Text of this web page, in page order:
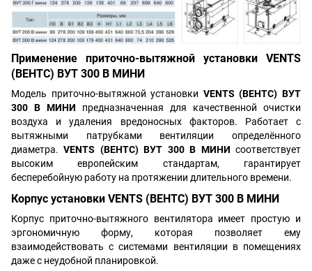
Применение приточно-вытяжной установки VENTS
(ВЕНТС) ВУТ 300 В МИНИ
Модель приточно-вытяжной установки VENTS (ВЕНТС) ВУТ
300 В МИНИ предназначенная для качественной очистки
воздуха и удаления вредоносных факторов. Работает с
вытяжными патрубками вентиляции определённого
диаметра.VENTS (ВЕНТС) ВУТ 300 В МИНИ соответствует
высоким европейским стандартам, гарантирует
бесперебойную работу на протяжении длительного времени.
Корпус установки VENTS (ВЕНТС) ВУТ 300 В МИНИ
Корпус приточно-вытяжного вентилятора имеет простую и
эргономичную форму, которая позволяет ему
взаимодействовать с системами вентиляции в помещениях
даже с неудобной планировкой.